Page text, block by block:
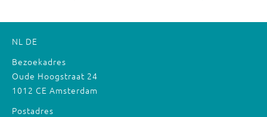
NL DE
Bezoekadres
Oude Hoogstraat 24
1012 CE Amsterdam
Postadres